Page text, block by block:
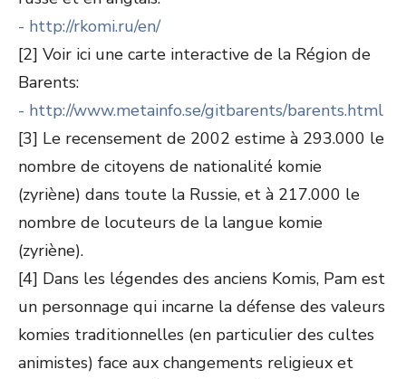
- http://rkomi.ru/en/
[2] Voir ici une carte interactive de la Région de
Barents:
- http://www.metainfo.se/gitbarents/barents.html
[3] Le recensement de 2002 estime à 293.000 le
nombre de citoyens de nationalité komie
(zyriène) dans toute la Russie, et à 217.000 le
nombre de locuteurs de la langue komie
(zyriène).
[4] Dans les légendes des anciens Komis, Pam est
un personnage qui incarne la défense des valeurs
komies traditionnelles (en particulier des cultes
animistes) face aux changements religieux et